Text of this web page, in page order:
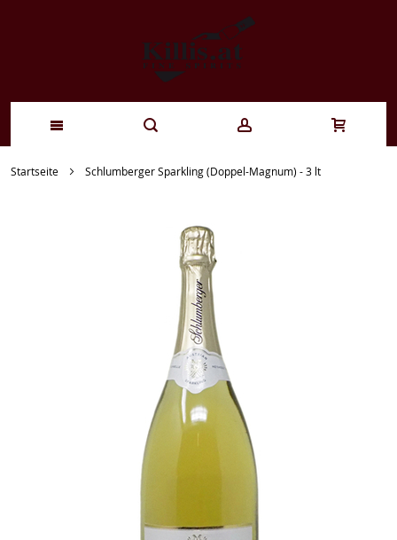
Zum
Startseite Schlumberger Sparkling (Doppel-Magnum) - 3 lt